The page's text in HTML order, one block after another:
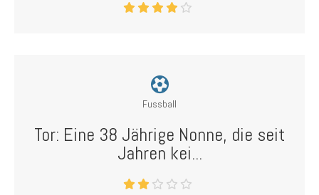
Fussball
Tor: Eine 38 Jährige Nonne, die seit
Jahren kei...